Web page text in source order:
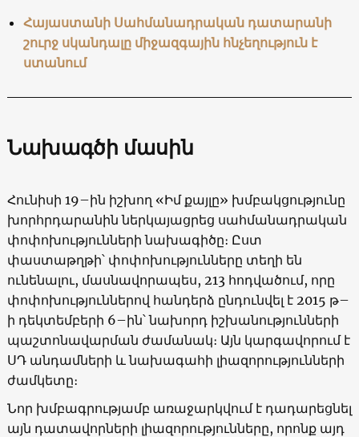
Հայաստանի Սահմանադրական դատարանի
շուրջ սկանդալը միջազգային հնչեղություն է
ստանում
Նախագծի մասին
Հունիսի 19–ին իշխող «Իմ քայլը» խմբակցությունը
խորհրդարանին ներկայացրեց սահմանադրական
փոփոխությունների նախագիծը։ Ըստ
փաստաթղթի՝ փոփոխությունները տեղի են
ունենալու, մասնավորապես, 213 հոդվածում, որը
փոփոխություններով հանդերձ ընդունվել է 2015 թ–
ի դեկտեմբերի 6–ին՝ նախորդ իշխանությունների
պաշտոնավարման ժամանակ։ Այն կարգավորում է
ՍԴ անդամների և նախագահի լիազորությունների
ժամկետը։
Նոր խմբագրությամբ առաջարկվում է դադարեցնել
այն դատավորների լիազորությունները, որոնք այդ